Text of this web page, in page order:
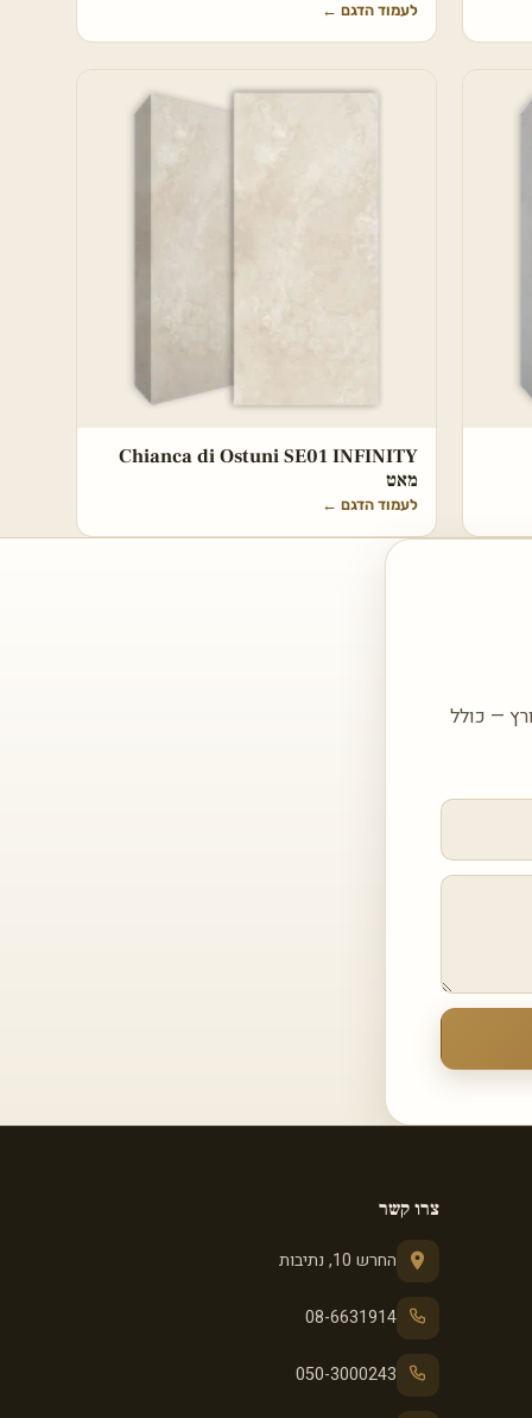
לעמוד הדגם ←
Chianca di Ostuni SE01 INFINITY
מאט
לעמוד הדגם ←
— כולל
צרו קשר
החרש 10, נתיבות
08-6631914
050-3000243